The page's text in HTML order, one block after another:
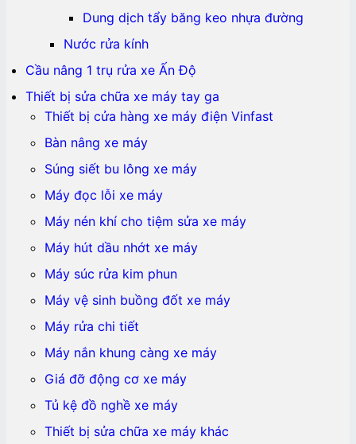
Dung dịch tẩy băng keo nhựa đường
Nước rửa kính
Cầu nâng 1 trụ rửa xe Ấn Độ
Thiết bị sửa chữa xe máy tay ga
Thiết bị cửa hàng xe máy điện Vinfast
Bàn nâng xe máy
Súng siết bu lông xe máy
Máy đọc lỗi xe máy
Máy nén khí cho tiệm sửa xe máy
Máy hút dầu nhớt xe máy
Máy súc rửa kim phun
Máy vệ sinh buồng đốt xe máy
Máy rửa chi tiết
Máy nắn khung càng xe máy
Giá đỡ động cơ xe máy
Tủ kệ đồ nghề xe máy
Thiết bị sửa chữa xe máy khác